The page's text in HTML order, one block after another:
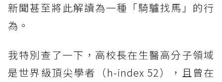
新聞甚至將此解讀為一種「騎驢找馬」的行
為。
我特別查了一下，高校長在生醫高分子領域
是世界級頂尖學者（h-index 52），且曾在